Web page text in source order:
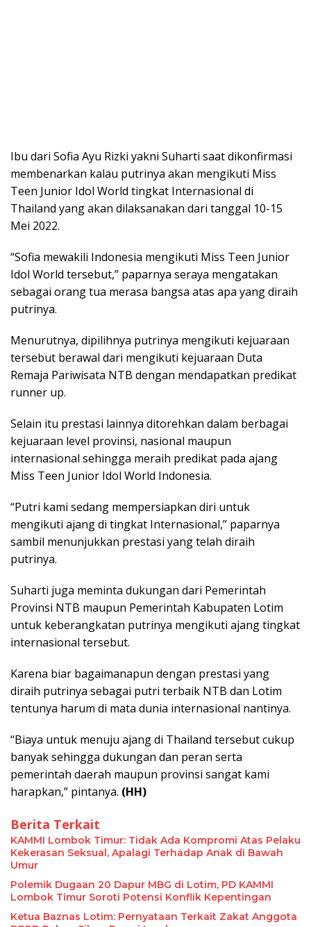
Ibu dari Sofia Ayu Rizki yakni Suharti saat dikonfirmasi
membenarkan kalau putrinya akan mengikuti Miss
Teen Junior Idol World tingkat Internasional di
Thailand yang akan dilaksanakan dari tanggal 10-15
Mei 2022.
“Sofia mewakili Indonesia mengikuti Miss Teen Junior
Idol World tersebut,” paparnya seraya mengatakan
sebagai orang tua merasa bangsa atas apa yang diraih
putrinya.
Menurutnya, dipilihnya putrinya mengikuti kejuaraan
tersebut berawal dari mengikuti kejuaraan Duta
Remaja Pariwisata NTB dengan mendapatkan predikat
runner up.
Selain itu prestasi lainnya ditorehkan dalam berbagai
kejuaraan level provinsi, nasional maupun
internasional sehingga meraih predikat pada ajang
Miss Teen Junior Idol World Indonesia.
“Putri kami sedang mempersiapkan diri untuk
mengikuti ajang di tingkat Internasional,” paparnya
sambil menunjukkan prestasi yang telah diraih
putrinya.
Suharti juga meminta dukungan dari Pemerintah
Provinsi NTB maupun Pemerintah Kabupaten Lotim
untuk keberangkatan putrinya mengikuti ajang tingkat
internasional tersebut.
Karena biar bagaimanapun dengan prestasi yang
diraih putrinya sebagai putri terbaik NTB dan Lotim
tentunya harum di mata dunia internasional nantinya.
“Biaya untuk menuju ajang di Thailand tersebut cukup
banyak sehingga dukungan dan peran serta
pemerintah daerah maupun provinsi sangat kami
harapkan,” pintanya. (HH)
Berita Terkait
KAMMI Lombok Timur: Tidak Ada Kompromi Atas Pelaku
Kekerasan Seksual, Apalagi Terhadap Anak di Bawah
Umur
Polemik Dugaan 20 Dapur MBG di Lotim, PD KAMMI
Lombok Timur Soroti Potensi Konflik Kepentingan
Ketua Baznas Lotim: Pernyataan Terkait Zakat Anggota